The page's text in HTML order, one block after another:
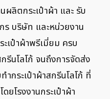
ผลิตกระเป๋าผ้า และ รับ
ร บริษัท และหน่วยงาน
ะเป๋าผ้าพรีเมี่ยม ครบ
นโลโก้ จนถึงการจัดส่ง
กระเป๋าผ้าสกรีนโลโก้ ที่
โรงงานกระเป๋าผ้า